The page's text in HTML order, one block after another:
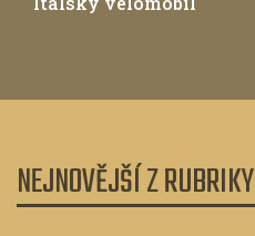
NEJNOVĚJŠÍ Z RUBRIKY